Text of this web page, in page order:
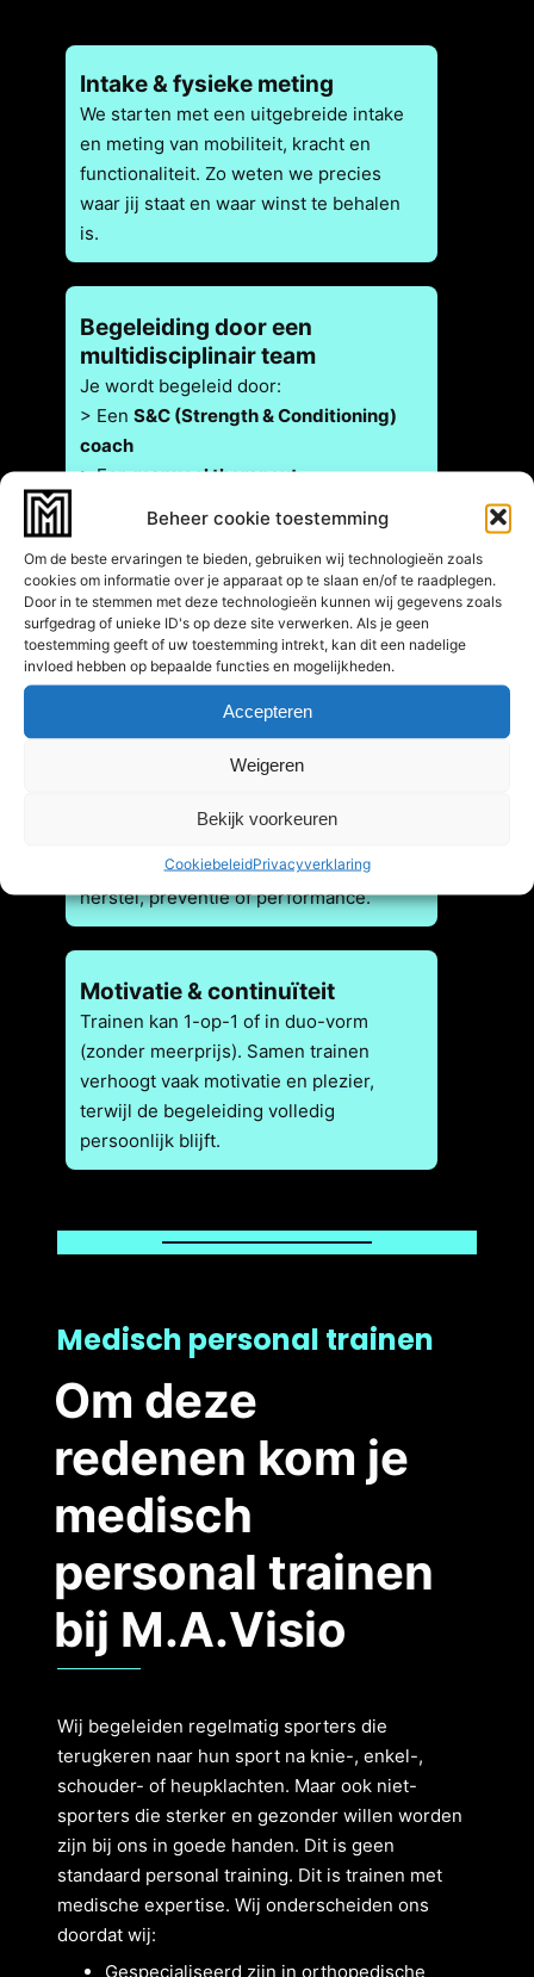
Beheer cookie toestemming
Om de beste ervaringen te bieden, gebruiken wij technologieën zoals
cookies om informatie over je apparaat op te slaan en/of te raadplegen.
Door in te stemmen met deze technologieën kunnen wij gegevens zoals
surfgedrag of unieke ID's op deze site verwerken. Als je geen
toestemming geeft of uw toestemming intrekt, kan dit een nadelige
invloed hebben op bepaalde functies en mogelijkheden.
Accepteren
Weigeren
Bekijk voorkeuren
CookiebeleidPrivacyverklaring
Intake & fysieke meting
We starten met een uitgebreide intake
en meting van mobiliteit, kracht en
functionaliteit. Zo weten we precies
waar jij staat en waar winst te behalen
is.
Begeleiding door een
multidisciplinair team
Je wordt begeleid door:
> Een S&C (Strength & Conditioning)
coach
> Eenmanueel therapeut
sportfysiotherapeut
Deze combinatie is uniek. We kijken niet
alleen naar kracht, maar ook naar
gewrichtsfunctie, belastbaarheid en
blessurerisico.
Persoonlijk trainingsschema
individueel trainingsschema. Zelfs in
duo-vorm train je op maat.
is volledig gericht op jouw doelen:
herstel, preventie of performance.
Motivatie & continuïteit
Trainen kan 1-op-1 of in duo-vorm
(zonder meerprijs). Samen trainen
verhoogt vaak motivatie en plezier,
terwijl de begeleiding volledig
persoonlijk blijft.
Medisch personal trainen
Om deze
redenen kom je
medisch
personal trainen
bij M.A.Visio
Wij begeleiden regelmatig sporters die
terugkeren naar hun sport na knie-, enkel-,
schouder- of heupklachten. Maar ook niet-
sporters die sterker en gezonder willen worden
zijn bij ons in goede handen. Dit is geen
standaard personal training. Dit is trainen met
medische expertise. Wij onderscheiden ons
doordat wij:
Gespecialiseerd zijn in orthopedische